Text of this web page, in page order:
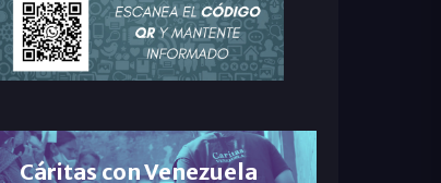
Cáritas con Venezuela